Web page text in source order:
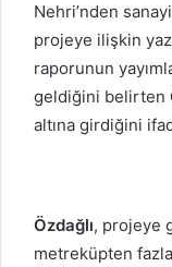
Nehri’nden
projeye ilişkin
raporunun
geldiğini belirten
altına girdiğini
Özdağlı, projeye
metreküpten